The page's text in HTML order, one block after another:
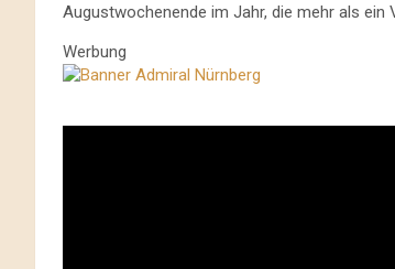
Augustwochenende im Jahr, die mehr als ein
Werbung